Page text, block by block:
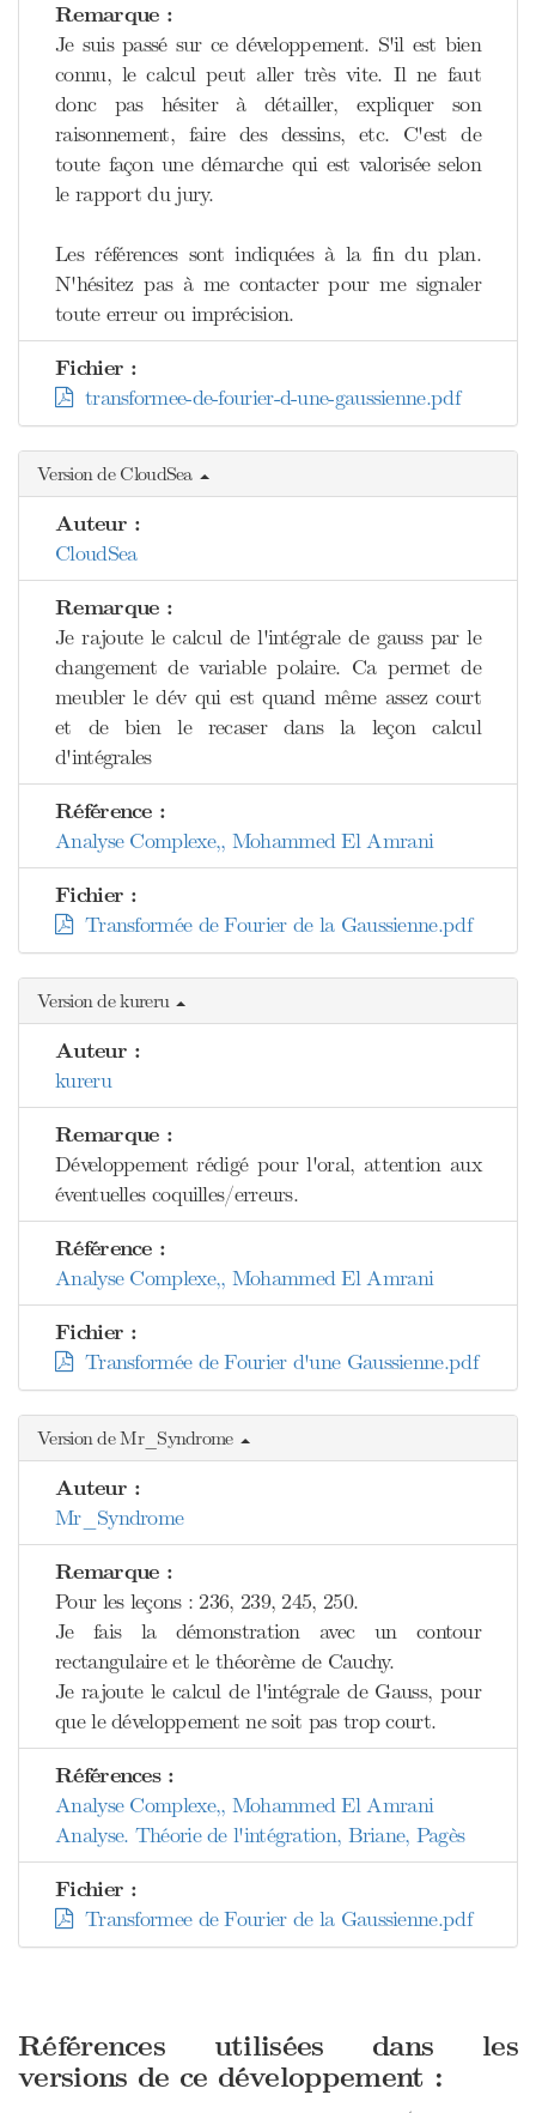
Remarque :
Je suis passé sur ce développement. S'il est bien
connu, le calcul peut aller très vite. Il ne faut
donc pas hésiter à détailler, expliquer son
raisonnement, faire des dessins, etc. C'est de
toute façon une démarche qui est valorisée selon
le rapport du jury.
Les références sont indiquées à la fin du plan.
N'hésitez pas à me contacter pour me signaler
toute erreur ou imprécision.
Fichier :
transformee-de-fourier-d-une-gaussienne.pdf
Version de CloudSea
Auteur :
CloudSea
Remarque :
Je rajoute le calcul de l'intégrale de gauss par le
changement de variable polaire. Ca permet de
meubler le dév qui est quand même assez court
et de bien le recaser dans la leçon calcul
d'intégrales
Référence :
Analyse Complexe,, Mohammed El Amrani
Fichier :
Transformée de Fourier de la Gaussienne.pdf
Version de kureru
Auteur :
kureru
Remarque :
Développement rédigé pour l'oral, attention aux
éventuelles coquilles/erreurs.
Référence :
Analyse Complexe,, Mohammed El Amrani
Fichier :
Transformée de Fourier d'une Gaussienne.pdf
Version de Mr_Syndrome
Auteur :
Mr_Syndrome
Remarque :
Pour les leçons : 236, 239, 245, 250.
Je fais la démonstration avec un contour
rectangulaire et le théorème de Cauchy.
Je rajoute le calcul de l'intégrale de Gauss, pour
que le développement ne soit pas trop court.
Références :
Analyse Complexe,, Mohammed El Amrani
Analyse. Théorie de l'intégration, Briane, Pagès
Fichier :
Transformee de Fourier de la Gaussienne.pdf
Références utilisées dans les
versions de ce développement :